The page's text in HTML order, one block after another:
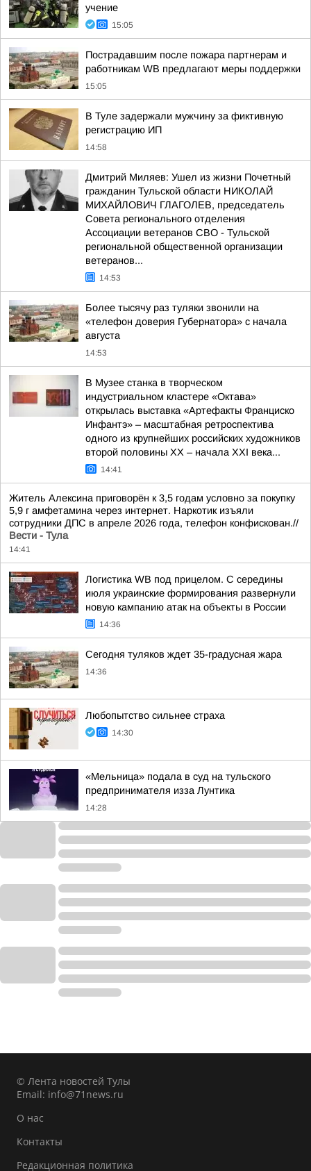
учение
15:05
Пострадавшим после пожара партнерам и
работникам WB предлагают меры поддержки
15:05
В Туле задержали мужчину за фиктивную
регистрацию ИП
14:58
Дмитрий Миляев: Ушел из жизни Почетный
гражданин Тульской области НИКОЛАЙ
МИХАЙЛОВИЧ ГЛАГОЛЕВ, председатель
Совета регионального отделения
Ассоциации ветеранов СВО - Тульской
региональной общественной организации
ветеранов...
14:53
Более тысячу раз туляки звонили на
«телефон доверия Губернатора» с начала
августа
14:53
В Музее станка в творческом
индустриальном кластере «Октава»
открылась выставка «Артефакты Франциско
Инфантэ» – масштабная ретроспектива
одного из крупнейших российских художников
второй половины XX – начала XXI века...
14:41
Житель Алексина приговорён к 3,5 годам условно за покупку
5,9 г амфетамина через интернет. Наркотик изъяли
сотрудники ДПС в апреле 2026 года, телефон конфискован.//
Вести - Тула
14:41
Логистика WB под прицелом. С середины
июля украинские формирования развернули
новую кампанию атак на объекты в России
14:36
Сегодня туляков ждет 35-градусная жара
14:36
Любопытство сильнее страха
14:30
«Мельница» подала в суд на тульского
предпринимателя изза Лунтика
14:28
© Лента новостей Тулы
Email: info@71news.ru
О нас
Контакты
Редакционная политика